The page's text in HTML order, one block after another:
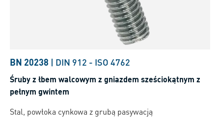
BN 20238 | DIN 912 - ISO 4762
Śruby z łbem walcowym z gniazdem sześciokątnym z
pełnym gwintem
Stal, powłoka cynkowa z grubą pasywacją